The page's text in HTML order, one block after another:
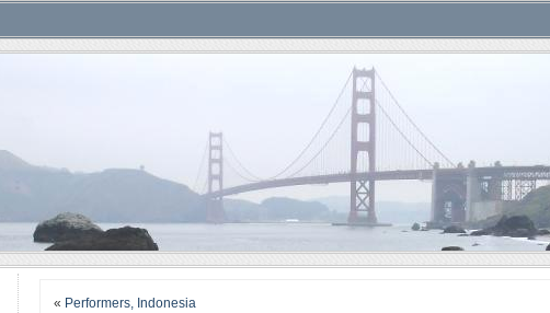
« Performers, Indonesia